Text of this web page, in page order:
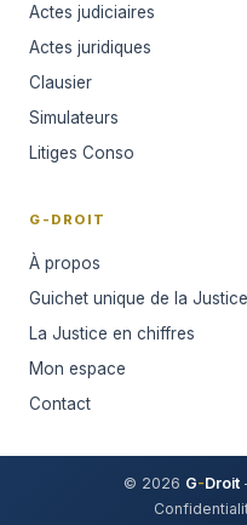
Actes judiciaires
Actes juridiques
Clausier
Simulateurs
Litiges Conso
G-DROIT
À propos
Guichet unique de la Justice
La Justice en chiffres
Mon espace
Contact
© 2026 G-Droit